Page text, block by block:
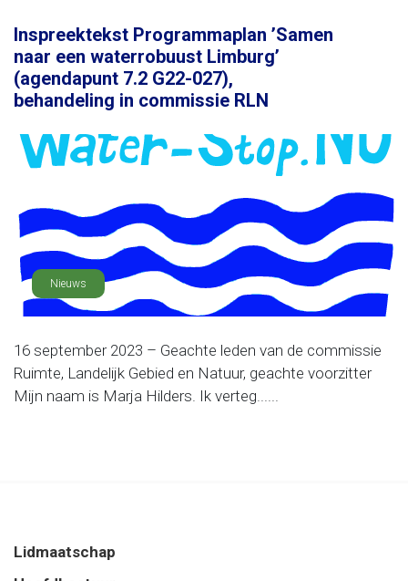
Inspreektekst Programmaplan ’Samen
naar een waterrobuust Limburg’
(agendapunt 7.2 G22-027),
behandeling in commissie RLN
Nieuws
16 september 2023 – Geachte leden van de commissie
Ruimte, Landelijk Gebied en Natuur, geachte voorzitter
Mijn naam is Marja Hilders. Ik verteg......
Lidmaatschap